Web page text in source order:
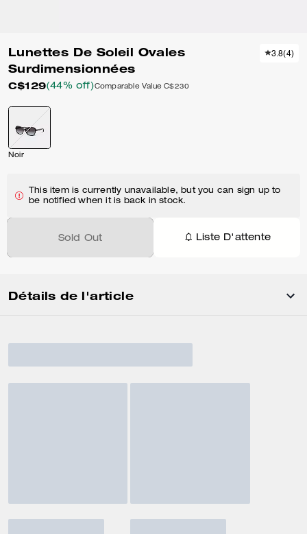
Lunettes De Soleil Ovales
Surdimensionnées
C$129(44% off)Comparable Value C$230
3.8(4)
Noir
This item is currently unavailable, but you can sign up to
be notified when it is back in stock.
Sold Out Liste D'attente
Détails de l'article